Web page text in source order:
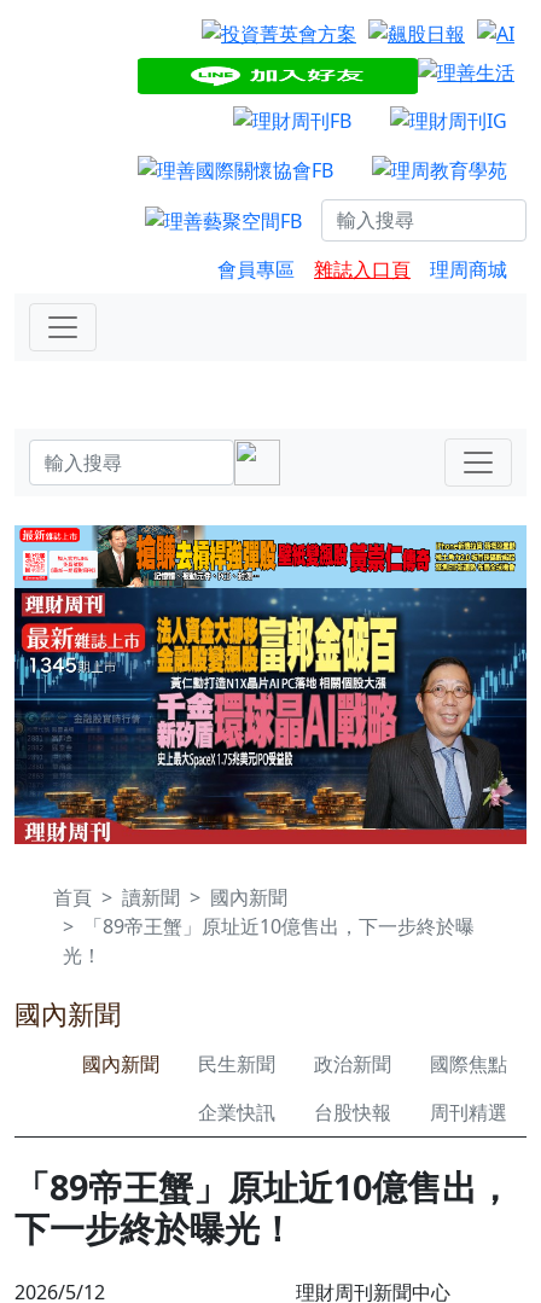
會員專區 雜誌入口頁 理周商城
首頁 讀新聞
國內新聞
「89帝王蟹」原址近10億售出，下一步終於曝
光！
國內新聞
國內新聞 民生新聞 政治新聞
國際焦點
企業快訊
台股快報 周刊精選
「89帝王蟹」原址近10億售出，
下一步終於曝光！
2026/5/12 理財周刊新聞中心